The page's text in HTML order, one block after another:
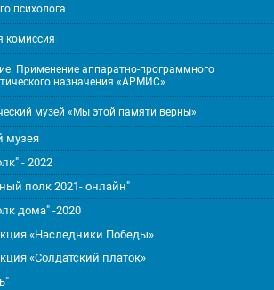
психолога
комиссия
Применение аппаратно-программного
назначения «АРМИС»
музей «Мы этой памяти верны»
музея
- 2022
полк 2021- онлайн"
дома" -2020
«Наследники Победы»
«Солдатский платок»